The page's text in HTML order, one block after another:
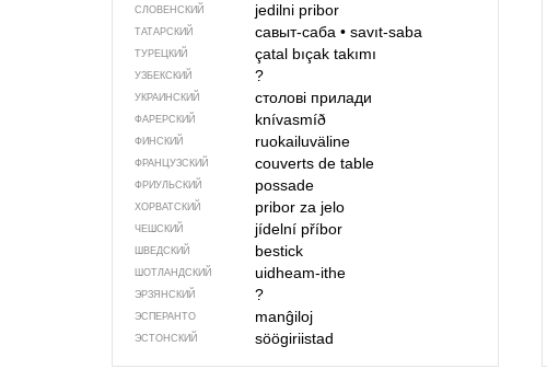
СЛОВЕНСКИЙ jedilni pribor
ТАТАРСКИЙ савыт-саба •savıt-saba
ТУРЕЦКИЙ çatal bıçak takımı
УЗБЕКСКИЙ ?
УКРАИНСКИЙ столові прилади
ФАРЕРСКИЙ knívasmíð
ФИНСКИЙ ruokailuväline
ФРАНЦУЗСКИЙ couverts de table
ФРИУЛЬСКИЙ possade
ХОРВАТСКИЙ pribor za jelo
ЧЕШСКИЙ jídelní příbor
ШВЕДСКИЙ bestick
ШОТЛАНДСКИЙ uidheam-ithe
ЭРЗЯНСКИЙ ?
ЭСПЕРАНТО manĝiloj
ЭСТОНСКИЙ söögiriistad